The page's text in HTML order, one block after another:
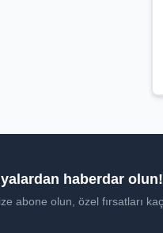
haberdar olun!
abone olun, özel fırsatları